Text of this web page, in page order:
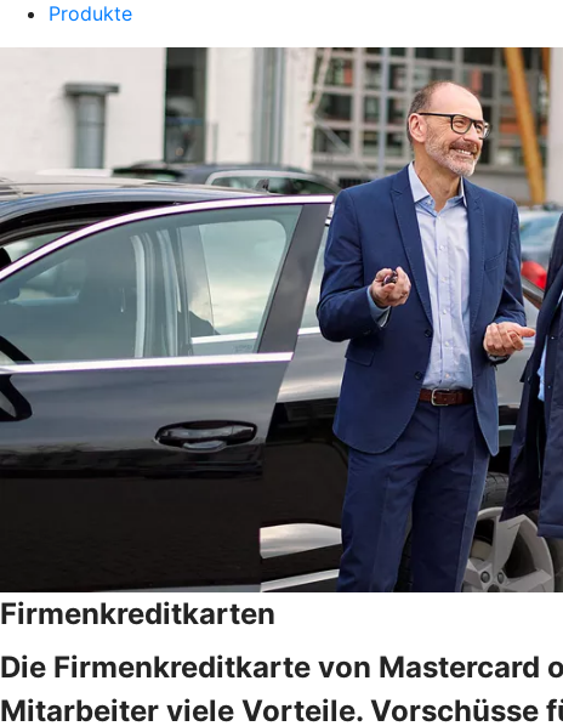
Produkte
Firmenkreditkarten
Die Firmenkreditkarte von Mastercard
Mitarbeiter viele Vorteile. Vorschüsse